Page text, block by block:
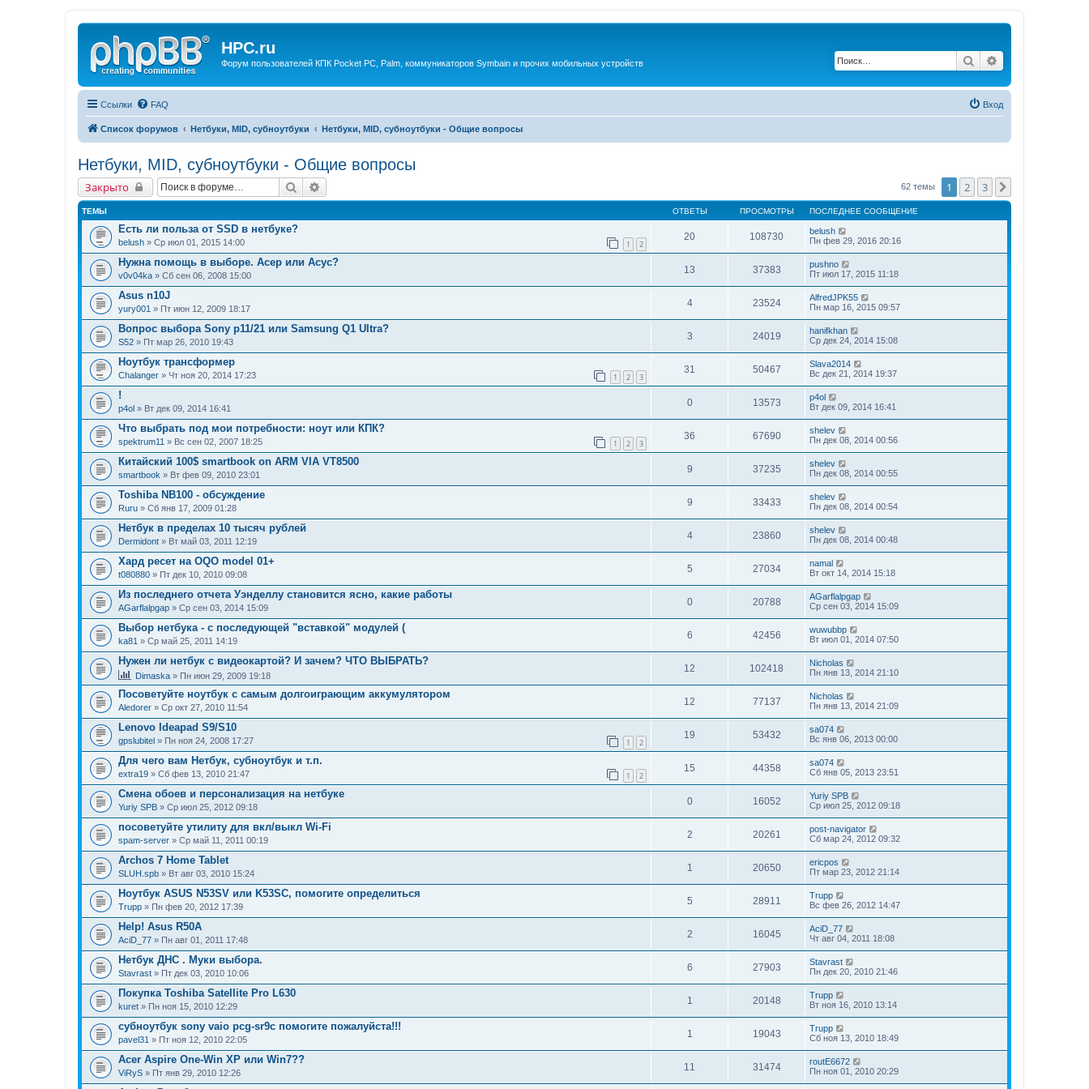
HPC.ru
Форум пользователей КПК Pocket PC, Palm, коммуникаторов Symbain и прочих мобильных устройств Поиск
Ссылки FAQ Вход
Список форумов Нетбуки, MID, субноутбуки Нетбуки, MID, субноутбуки - Общие вопросы
Нетбуки, MID, субноутбуки - Общие вопросы
Закрыто Поиск 62 темы 1 2 3
ТЕМЫ ОТВЕТЫ ПРОСМОТРЫ ПОСЛЕДНЕЕ СООБЩЕНИЕ
Есть ли польза от SSD в нетбуке?
belush » Ср июл 01, 2015 14:00 1 2
20 108730
belush
Пн фев 29, 2016 20:16
Нужна помощь в выборе. Асер или Асус?
v0v04ka » Сб сен 06, 2008 15:00
13 37383
pushno
Пт июл 17, 2015 11:18
Asus n10J
yury001 » Пт июн 12, 2009 18:17
4 23524
AlfredJPK55
Пн мар 16, 2015 09:57
Вопрос выбора Sony p11/21 или Samsung Q1 Ultra?
S52 » Пт мар 26, 2010 19:43
3 24019
hanifkhan
Ср дек 24, 2014 15:08
Ноутбук трансформер
Chalanger » Чт ноя 20, 2014 17:23 1 2 3
31 50467
Slava2014
Вс дек 21, 2014 19:37
!
p4ol » Вт дек 09, 2014 16:41
0 13573
p4ol
Вт дек 09, 2014 16:41
Что выбрать под мои потребности: ноут или КПК?
spektrum11 » Вс сен 02, 2007 18:25 1 2 3
36 67690
shelev
Пн дек 08, 2014 00:56
Китайский 100$ smartbook on ARM VIA VT8500
smartbook » Вт фев 09, 2010 23:01
9 37235
shelev
Пн дек 08, 2014 00:55
Toshiba NB100 - обсуждение
Ruru » Сб янв 17, 2009 01:28
9 33433
shelev
Пн дек 08, 2014 00:54
Нетбук в пределах 10 тысяч рублей
Dermidont » Вт май 03, 2011 12:19
4 23860
shelev
Пн дек 08, 2014 00:48
Хард ресет на OQO model 01+
t080880 » Пт дек 10, 2010 09:08
5 27034
namal
Вт окт 14, 2014 15:18
Из последнего отчета Уэнделлу становится ясно, какие работы
AGarflalpgap » Ср сен 03, 2014 15:09
0 20788
AGarflalpgap
Ср сен 03, 2014 15:09
Выбор нетбука - с последующей "вставкой" модулей (
ka81 » Ср май 25, 2011 14:19
6 42456
wuwubbp
Вт июл 01, 2014 07:50
Нужен ли нетбук с видеокартой? И зачем? ЧТО ВЫБРАТЬ?
Dimaska » Пн июн 29, 2009 19:18
12 102418
Nicholas
Пн янв 13, 2014 21:10
Посоветуйте ноутбук с самым долгоиграющим аккумулятором
Aledorer » Ср окт 27, 2010 11:54
12 77137
Nicholas
Пн янв 13, 2014 21:09
Lenovo Ideapad S9/S10
gpslubitel » Пн ноя 24, 2008 17:27 1 2
19 53432
sa074
Вс янв 06, 2013 00:00
Для чего вам Нетбук, субноутбук и т.п.
extra19 » Сб фев 13, 2010 21:47 1 2
15 44358
sa074
Сб янв 05, 2013 23:51
Смена обоев и персонализация на нетбуке
Yuriy SPB » Ср июл 25, 2012 09:18
0 16052
Yuriy SPB
Ср июл 25, 2012 09:18
посоветуйте утилиту для вкл/выкл Wi-Fi
spam-server » Ср май 11, 2011 00:19
2 20261
post-navigator
Сб мар 24, 2012 09:32
Archos 7 Home Tablet
SLUH.spb » Вт авг 03, 2010 15:24
1 20650
ericpos
Пт мар 23, 2012 21:14
Ноутбук ASUS N53SV или K53SC, помогите определиться
Trupp » Пн фев 20, 2012 17:39
5 28911
Trupp
Вс фев 26, 2012 14:47
Help! Asus R50A
AciD_77 » Пн авг 01, 2011 17:48
2 16045
AciD_77
Чт авг 04, 2011 18:08
Нетбук ДНС . Муки выбора.
Stavrast » Пт дек 03, 2010 10:06
6 27903
Stavrast
Пн дек 20, 2010 21:46
Покупка Toshiba Satellite Pro L630
kuret » Пн ноя 15, 2010 12:29
1 20148
Trupp
Вт ноя 16, 2010 13:14
субноутбук sony vaio pcg-sr9c помогите пожалуйста!!!
pavel31 » Пт ноя 12, 2010 22:05
1 19043
Trupp
Сб ноя 13, 2010 18:49
Acer Aspire One-Win XP или Win7??
ViRyS » Пт янв 29, 2010 12:26
11 31474
routE6672
Пн ноя 01, 2010 20:29